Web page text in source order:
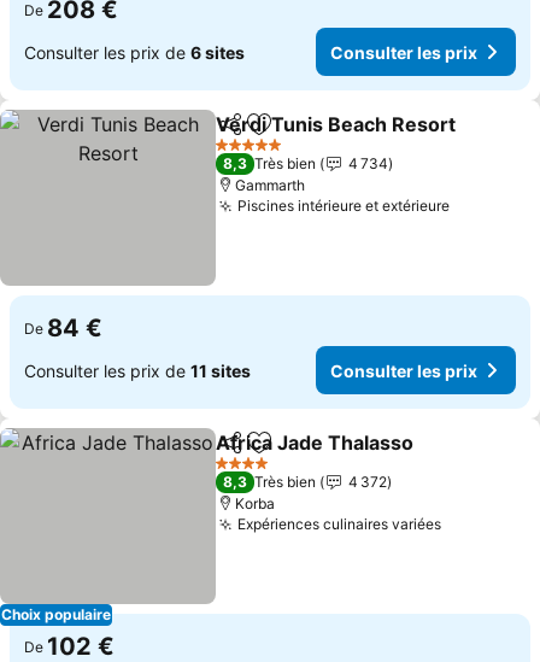
De 208 €
Consulter les prix de 6 sites Consulter les prix
PartagerAjouter à mes favoris
Verdi Tunis Beach Resort
5 Étoiles
8,3 Très bien
4 734
Gammarth
Piscines intérieure et extérieure
De 84 €
Consulter les prix de 11 sites Consulter les prix
Choix populaire
PartagerAjouter à mes favoris
Africa Jade Thalasso
4 Étoiles
8,3 Très bien
4 372
Korba
Expériences culinaires variées
De 102 €